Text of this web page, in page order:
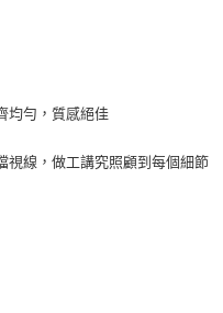
均勻，質感絕佳
視線，做工講究照顧到每個細節